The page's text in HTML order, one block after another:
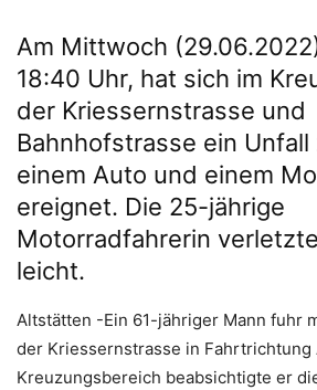
Am Mittwoch
18:40 Uhr, hat sich im
der Kriessernstrasse und
Bahnhofstrasse ein
einem Auto und einem
ereignet. Die 25-jährige
Motorradfahrerin
leicht.
Altstätten -Ein 61-jähriger Mann fuhr
der Kriessernstrasse in Fahrtrichtung
Kreuzungsbereich beabsichtigte er